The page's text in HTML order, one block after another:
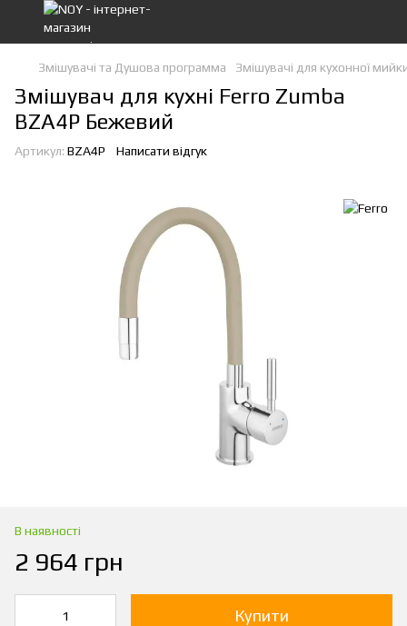
Змішувачі та Душова программа Змішувачі для кухонної
Змішувач для кухні Ferro Zumba
BZA4P Бежевий
Артикул: BZA4P Написати відгук
В наявності
2 964 грн
Купити